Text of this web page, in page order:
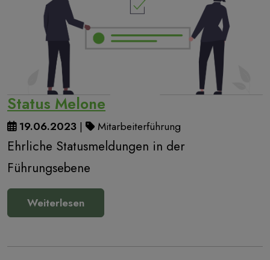
Status Melone
19.06.2023 | Mitarbeiterführung
Ehrliche Statusmeldungen in der
Führungsebene
Weiterlesen